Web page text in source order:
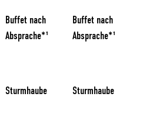
Buffet nach
Absprache*¹
Buffet nach
Absprache*¹
Sturmhaube Sturmhaube